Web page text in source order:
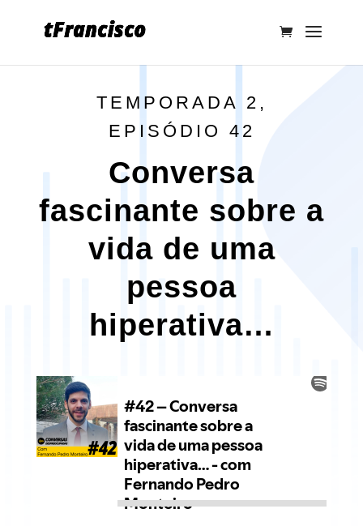
TEMPORADA 2,
EPISÓDIO 42
Conversa
fascinante sobre a
vida de uma
pessoa
hiperativa…